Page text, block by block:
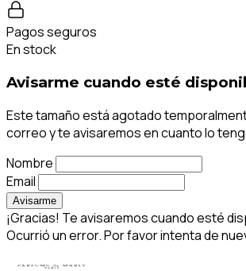
Pagos seguros
En stock
Avisarme cuando esté
Este tamaño está agotado
correo y te avisaremos en cuanto lo
Nombre
Email
Avisarme
¡Gracias! Te avisaremos cuando esté
Ocurrió un error. Por favor intenta de